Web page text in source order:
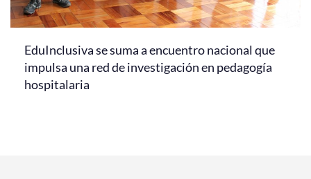
EduInclusiva se suma a encuentro nacional que
impulsa una red de investigación en pedagogía
hospitalaria